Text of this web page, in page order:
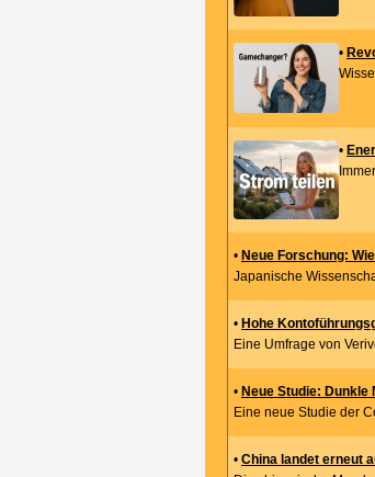
•
•
• Neue Forschung:
Japanische
• Hohe
Eine Umfrage von
• Neue Studie:
Eine neue Studie der
• China landet erneut